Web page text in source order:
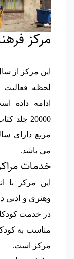
مرکز
لحظه فعالیت
ادامه داده
مربع دارای
می باشد.
خدمات
وهنری و ادبی
در خدمت
مناسب به
مرکز است.